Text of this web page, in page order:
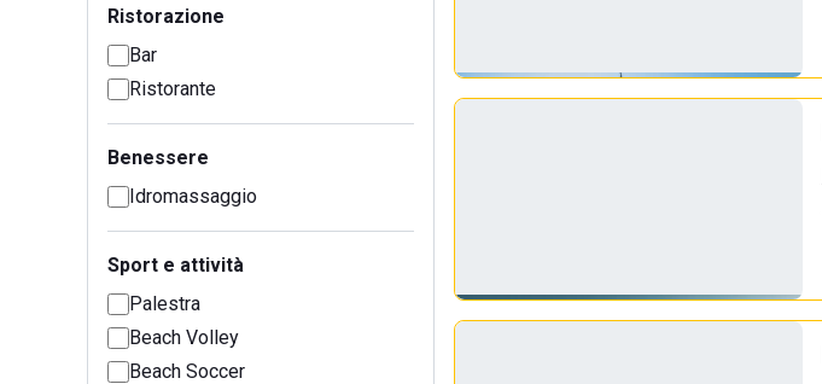
Ristorazione
Bar
Ristorante
Benessere
Idromassaggio
Sport e attività
Palestra
Beach Volley
Beach Soccer